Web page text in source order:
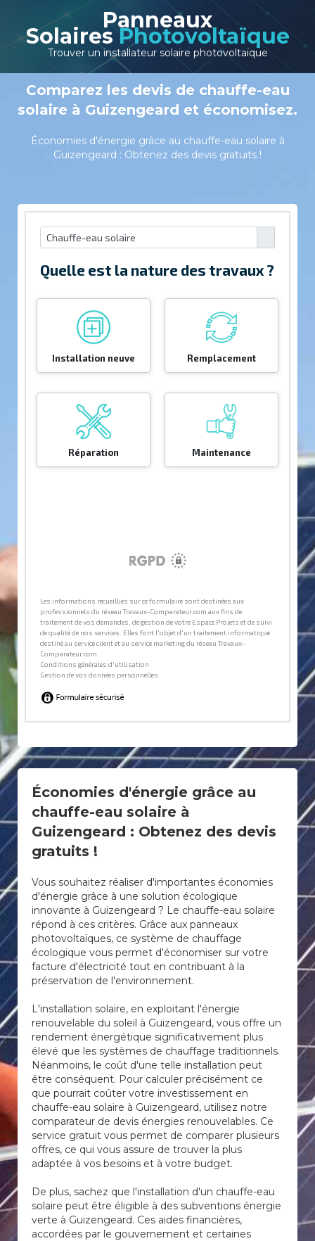
Panneaux
Solaires Photovoltaïque
Trouver un installateur solaire photovoltaïque
Comparez les devis de chauffe-eau
solaire à Guizengeard et économisez.
Économies d'énergie grâce au chauffe-eau solaire à
Guizengeard : Obtenez des devis gratuits !
Économies d'énergie grâce au
chauffe-eau solaire à
Guizengeard : Obtenez des devis
gratuits !
Vous souhaitez réaliser d'importantes économies
d'énergie grâce à une solution écologique
innovante à Guizengeard ? Le chauffe-eau solaire
répond à ces critères. Grâce aux panneaux
photovoltaïques, ce système de chauffage
écologique vous permet d'économiser sur votre
facture d'électricité tout en contribuant à la
préservation de l'environnement.
L'installation solaire, en exploitant l'énergie
renouvelable du soleil à Guizengeard, vous offre un
rendement énergétique significativement plus
élevé que les systèmes de chauffage traditionnels.
Néanmoins, le coût d'une telle installation peut
être conséquent. Pour calculer précisément ce
que pourrait coûter votre investissement en
chauffe-eau solaire à Guizengeard, utilisez notre
comparateur de devis énergies renouvelables. Ce
service gratuit vous permet de comparer plusieurs
offres, ce qui vous assure de trouver la plus
adaptée à vos besoins et à votre budget.
De plus, sachez que l'installation d'un chauffe-eau
solaire peut être éligible à des subventions énergie
verte à Guizengeard. Ces aides financières,
accordées par le gouvernement et certaines